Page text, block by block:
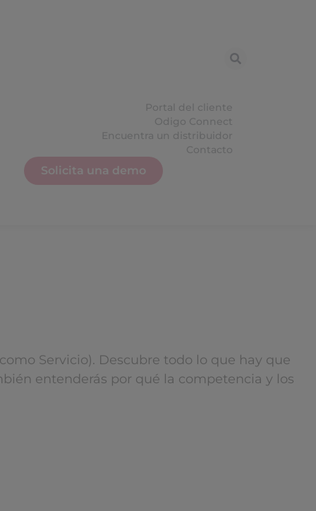
Portal del cliente
Odigo Connect
Encuentra un distribuidor
Contacto
Solicita una demo
Servicio). Descubre todo lo que hay que
entenderás por qué la competencia y los